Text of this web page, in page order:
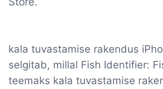
kala tuvastamise rakendus
selgitab, millal Fish Identifier:
teemaks kala tuvastamise